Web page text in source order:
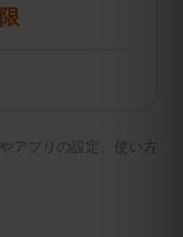
アプリの設定、使い方